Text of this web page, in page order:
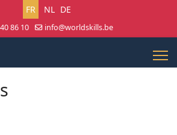
Sélectionnez votre langue
FR NL DE
86 10
info@worldskills.be